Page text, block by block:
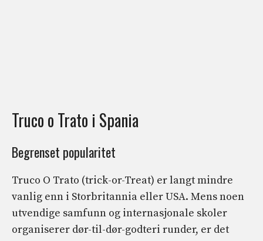
Truco o Trato i Spania
Begrenset popularitet
Truco O Trato (trick-or-Treat) er langt mindre
vanlig enn i Storbritannia eller USA. Mens noen
utvendige samfunn og internasjonale skoler
organiserer dør-til-dør-godteri runder, er det